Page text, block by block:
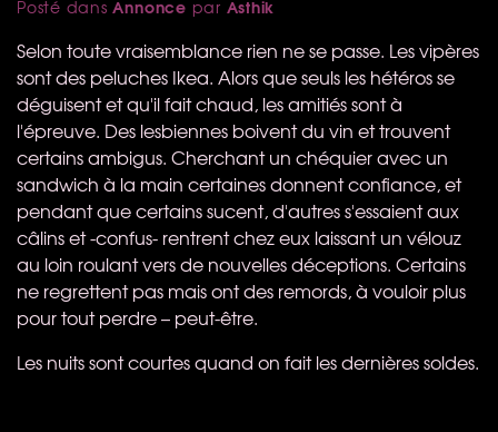
Posté dansAnnonce par Asthik
Selon toute vraisemblance rien ne se passe. Les vipères
sont des peluches Ikea. Alors que seuls les hétéros se
déguisent et qu'il fait chaud, les amitiés sont à
l'épreuve. Des lesbiennes boivent du vin et trouvent
certains ambigus. Cherchant un chéquier avec un
sandwich à la main certaines donnent confiance, et
pendant que certains sucent, d'autres s'essaient aux
câlins et -confus- rentrent chez eux laissant un vélouz
au loin roulant vers de nouvelles déceptions. Certains
ne regrettent pas mais ont des remords, à vouloir plus
pour tout perdre – peut-être.
Les nuits sont courtes quand on fait les dernières soldes.